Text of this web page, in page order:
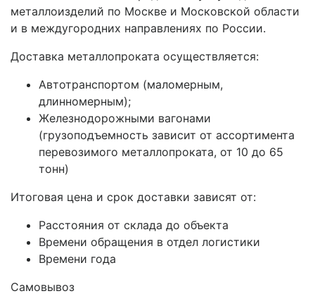
металлоизделий по Москве и Московской области
и в междугородних направлениях по России.
Доставка металлопроката осуществляется:
Автотранспортом (маломерным,
длинномерным);
Железнодорожными вагонами
(грузоподъемность зависит от ассортимента
перевозимого металлопроката, от 10 до 65
тонн)
Итоговая цена и срок доставки зависят от:
Расстояния от склада до объекта
Времени обращения в отдел логистики
Времени года
Самовывоз